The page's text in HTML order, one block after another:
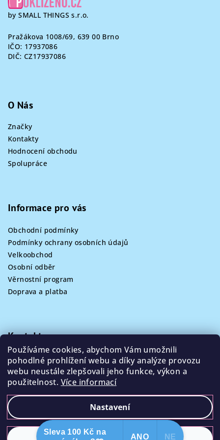
Používáme cookies, abychom Vám umožnili
pohodlné prohlížení webu a díky analýze provozu
webu neustále zlepšovali jeho funkce, výkon a
použitelnost. Více informací
Nastavení
by SMALL THINGS s.r.o.
Pražákova 1008/69, 639 00 Brno
IČO: 17937086
DIČ: CZ17937086
O Nás
Značky
Kontakty
Hodnocení obchodu
Spolupráce
Informace pro vás
Obchodní podmínky
Podmínky ochrany osobních údajů
Velkoobchod
Osobní odběr
Věrnostní program
Doprava a platba
Kontakt
info@poklizeno.cz
Copyright 2026 Poklizeno.cz . Všechna práva vyhrazena.
Sleva 100 Kč na
ANO NE